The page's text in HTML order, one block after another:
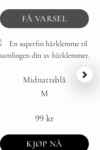
FÅ VARSEL
Midnattsblå
M
99 kr
KJØP NÅ